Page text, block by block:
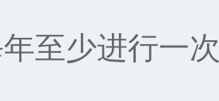
少进行一次